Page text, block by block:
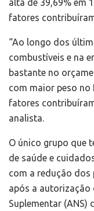
fatores
“Ao longo dos
combustíveis e na
bastante no
com maior peso no
fatores
analista.
O único grupo que
de saúde e
com a redução dos
após a autorização
Suplementar (ANS)